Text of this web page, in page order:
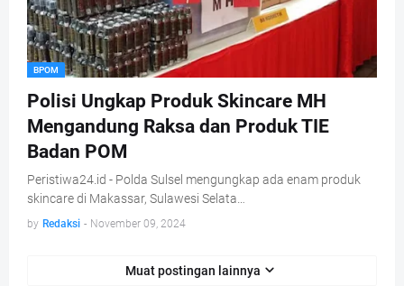
BPOM
Polisi Ungkap Produk Skincare MH
Mengandung Raksa dan Produk TIE
Badan POM
Peristiwa24.id - Polda Sulsel mengungkap ada enam produk
skincare di Makassar, Sulawesi Selata…
by Redaksi - November 09, 2024
Muat postingan lainnya